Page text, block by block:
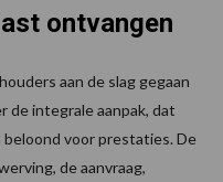
ontvangen
aan de slag gegaan
de integrale aanpak, dat
voor prestaties. De
de aanvraag,